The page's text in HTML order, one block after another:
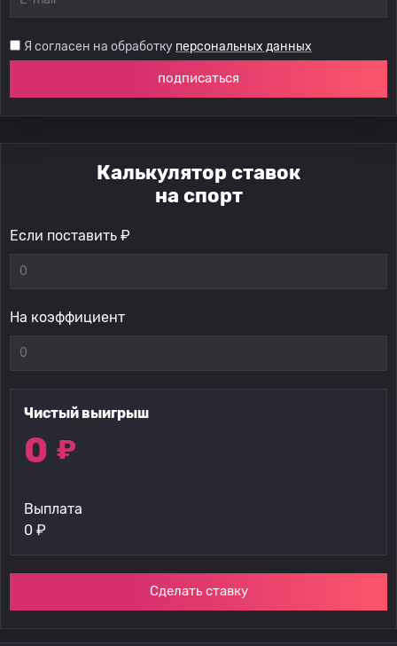
Я согласен на обработку персональных данных
подписаться
Калькулятор ставок
на спорт
Если поставить ₽
На коэффициент
Чистый выигрыш
0 ₽
Выплата
0 ₽
Сделать ставку